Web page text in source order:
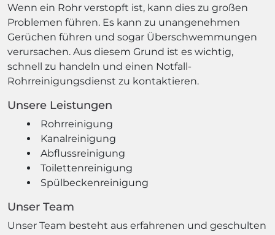
Wenn ein Rohr verstopft ist, kann dies zu großen
Problemen führen. Es kann zu unangenehmen
Gerüchen führen und sogar Überschwemmungen
verursachen. Aus diesem Grund ist es wichtig,
schnell zu handeln und einen Notfall-
Rohrreinigungsdienst zu kontaktieren.
Unsere Leistungen
Rohrreinigung
Kanalreinigung
Abflussreinigung
Toilettenreinigung
Spülbeckenreinigung
Unser Team
Unser Team besteht aus erfahrenen und geschulten